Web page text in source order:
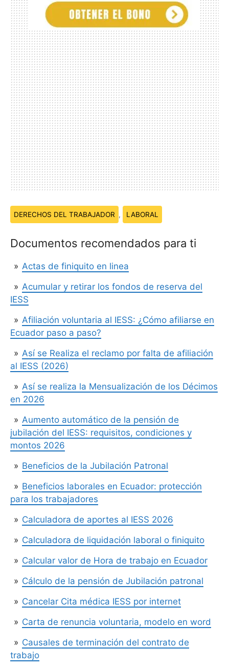
Temas:
DERECHOS DEL TRABAJADOR , LABORAL
Documentos recomendados para ti
Actas de finiquito en linea
Acumular y retirar los fondos de reserva del
IESS
Afiliación voluntaria al IESS: ¿Cómo afiliarse en
Ecuador paso a paso?
Así se Realiza el reclamo por falta de afiliación
al IESS (2026)
Así se realiza la Mensualización de los Décimos
en 2026
Aumento automático de la pensión de
jubilación del IESS: requisitos, condiciones y
montos 2026
Beneficios de la Jubilación Patronal
Beneficios laborales en Ecuador: protección
para los trabajadores
Calculadora de aportes al IESS 2026
Calculadora de liquidación laboral o finiquito
Calcular valor de Hora de trabajo en Ecuador
Cálculo de la pensión de Jubilación patronal
Cancelar Cita médica IESS por internet
Carta de renuncia voluntaria, modelo en word
Causales de terminación del contrato de
trabajo